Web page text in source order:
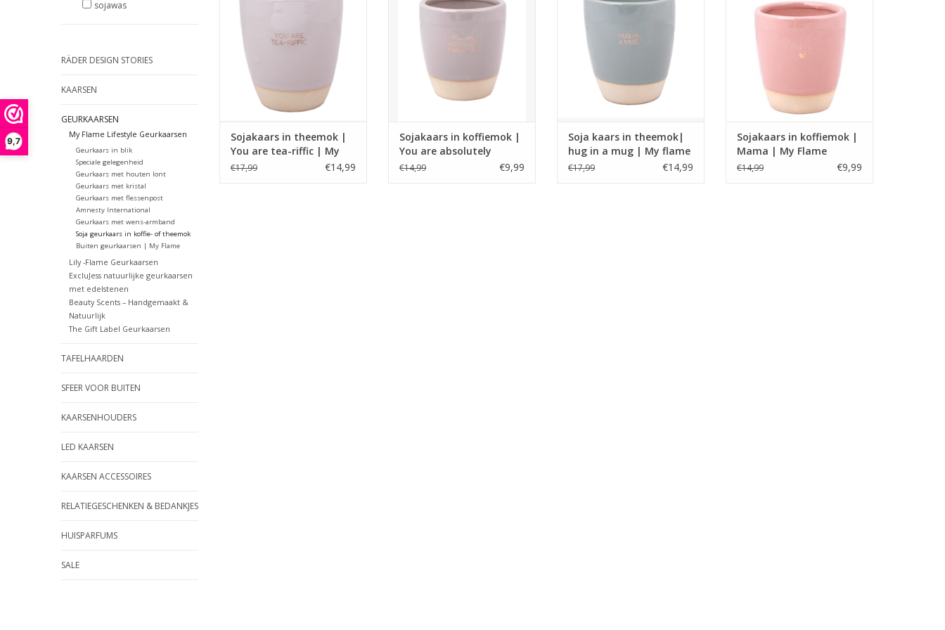
9,7
sojawas
RÄDER DESIGN STORIES
KAARSEN
GEURKAARSEN
My Flame Lifestyle Geurkaarsen
Geurkaars in blik
Speciale gelegenheid
Geurkaars met houten lont
Geurkaars met kristal
Geurkaars met flessenpost
Amnesty International
Geurkaars met wens-armband
Soja geurkaars in koffie- of theemok
Buiten geurkaarsen | My Flame
Lily -Flame Geurkaarsen
ExcluJess natuurlijke geurkaarsen
met edelstenen
Beauty Scents – Handgemaakt &
Natuurlijk
The Gift Label Geurkaarsen
TAFELHAARDEN
SFEER VOOR BUITEN
KAARSENHOUDERS
LED KAARSEN
KAARSEN ACCESSOIRES
RELATIEGESCHENKEN & BEDANKJES
HUISPARFUMS
SALE
TOEVOEGEN AAN WINKELWAGEN
Sojakaars in theemok |
You are tea-riffic | My
Flame
€17,99 €14,99
gouden print: You are absolutely
TOEVOEGEN AAN WINKELWAGEN
Sojakaars in koffiemok |
You are absolutely
fabulous | My Flame
€14,99 €9,99
Soja kaars in theemok|
hug in a mug | My flame
€17,99 €14,99
gouden print: Mama
Sojakaars in koffiemok |
Mama | My Flame
€14,99 €9,99